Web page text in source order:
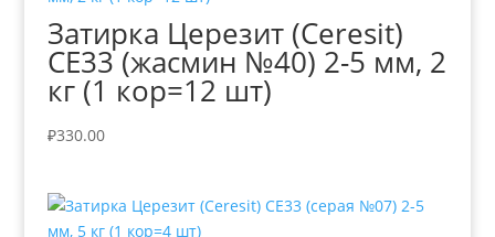
Затирка Церезит (Ceresit)
СЕ33 (жасмин №40) 2-5 мм, 2
кг (1 кор=12 шт)
₽330.00